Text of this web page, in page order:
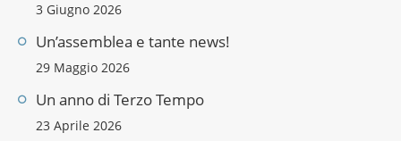
3 Giugno 2026
Un’assemblea e tante news!
29 Maggio 2026
Un anno di Terzo Tempo
23 Aprile 2026